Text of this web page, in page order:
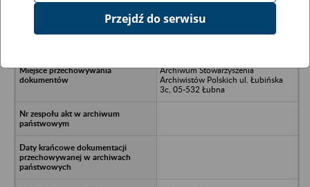
Spółdzielnia Pracy "Gryf-Hurt" w
Archiwum Stowarzyszenia
Archiwistów Polskich ul. Łubińska
3c, 05-532 Łubna
Przejdź do serwisu